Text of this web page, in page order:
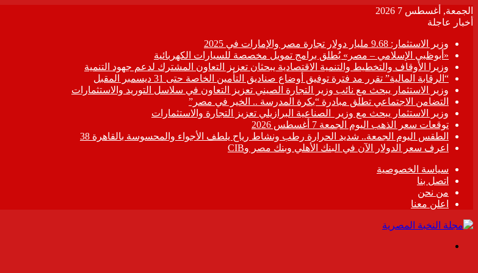
الجمعة, أغسطس 7 2026
أخبار عاجلة
وزير الاستثمار: 9.68 مليار دولار تجارة مصر والإمارات في 2025
«أبوظبي الإسلامي – مصر» يُطلق برامج تمويل مخصصة للسيارات الكهربائية
وزيرا الأوقاف والتخطيط والتنمية الاقتصادية يبحثان تعزيز التعاون المشترك لدعم جهود التنمية
“الرقابة المالية” تقرر مد فترة توفيق أوضاع صناديق التأمين الخاصة حتى 31 ديسمبر المقبل
وزير الاستثمار يبحث مع نائب وزير التجارة الصيني تعزيز التعاون في سلاسل التوريد والاستثمارات
التضامن الاجتماعي تطلق مبادرة “بكرة المدرسة .. الخير في مصر”
وزير الاستثمار يبحث مع وزير الصناعية البرازيلي تعزيز التجارة والاستثمارات
توقعات سعر الذهب اليوم الجمعة 7 أغسطس 2026
الطقس اليوم الجمعة.. شديد الحرارة رطب ونشاط رياح يلطف الأجواء والمحسوسة بالقاهرة 38
اعرف سعر الدولار الآن في البنك الأهلي وبنك مصر وCIB
سياسة الخصوصية
اتصل بنا
من نحن
اعلن معنا